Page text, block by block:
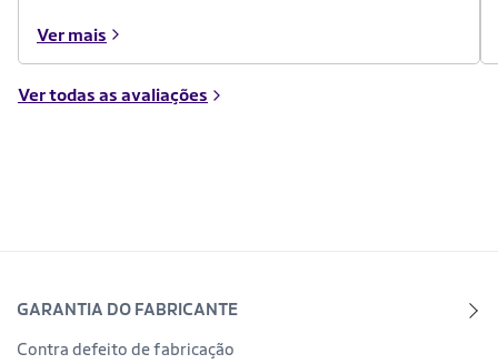
Ver mais
Ver todas as avaliações
GARANTIA DO FABRICANTE
Contra defeito de fabricação